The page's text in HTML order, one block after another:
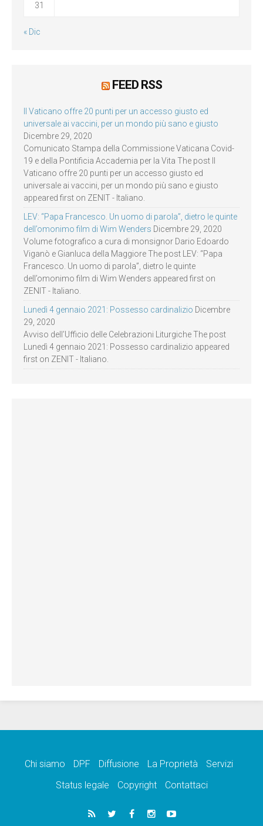
31
« Dic
FEED RSS
Il Vaticano offre 20 punti per un accesso giusto ed
universale ai vaccini, per un mondo più sano e giusto
Dicembre 29, 2020
Comunicato Stampa della Commissione Vaticana Covid-
19 e della Pontificia Accademia per la Vita The post Il
Vaticano offre 20 punti per un accesso giusto ed
universale ai vaccini, per un mondo più sano e giusto
appeared first on ZENIT - Italiano.
LEV: “Papa Francesco. Un uomo di parola”, dietro le quinte
dell’omonimo film di Wim Wenders Dicembre 29, 2020
Volume fotografico a cura di monsignor Dario Edoardo
Viganò e Gianluca della Maggiore The post LEV: “Papa
Francesco. Un uomo di parola”, dietro le quinte
dell’omonimo film di Wim Wenders appeared first on
ZENIT - Italiano.
Lunedì 4 gennaio 2021: Possesso cardinalizio Dicembre
29, 2020
Avviso dell’Ufficio delle Celebrazioni Liturgiche The post
Lunedì 4 gennaio 2021: Possesso cardinalizio appeared
first on ZENIT - Italiano.
Chi siamo DPF Diffusione La Proprietà
Servizi
Status legale
Copyright Contattaci